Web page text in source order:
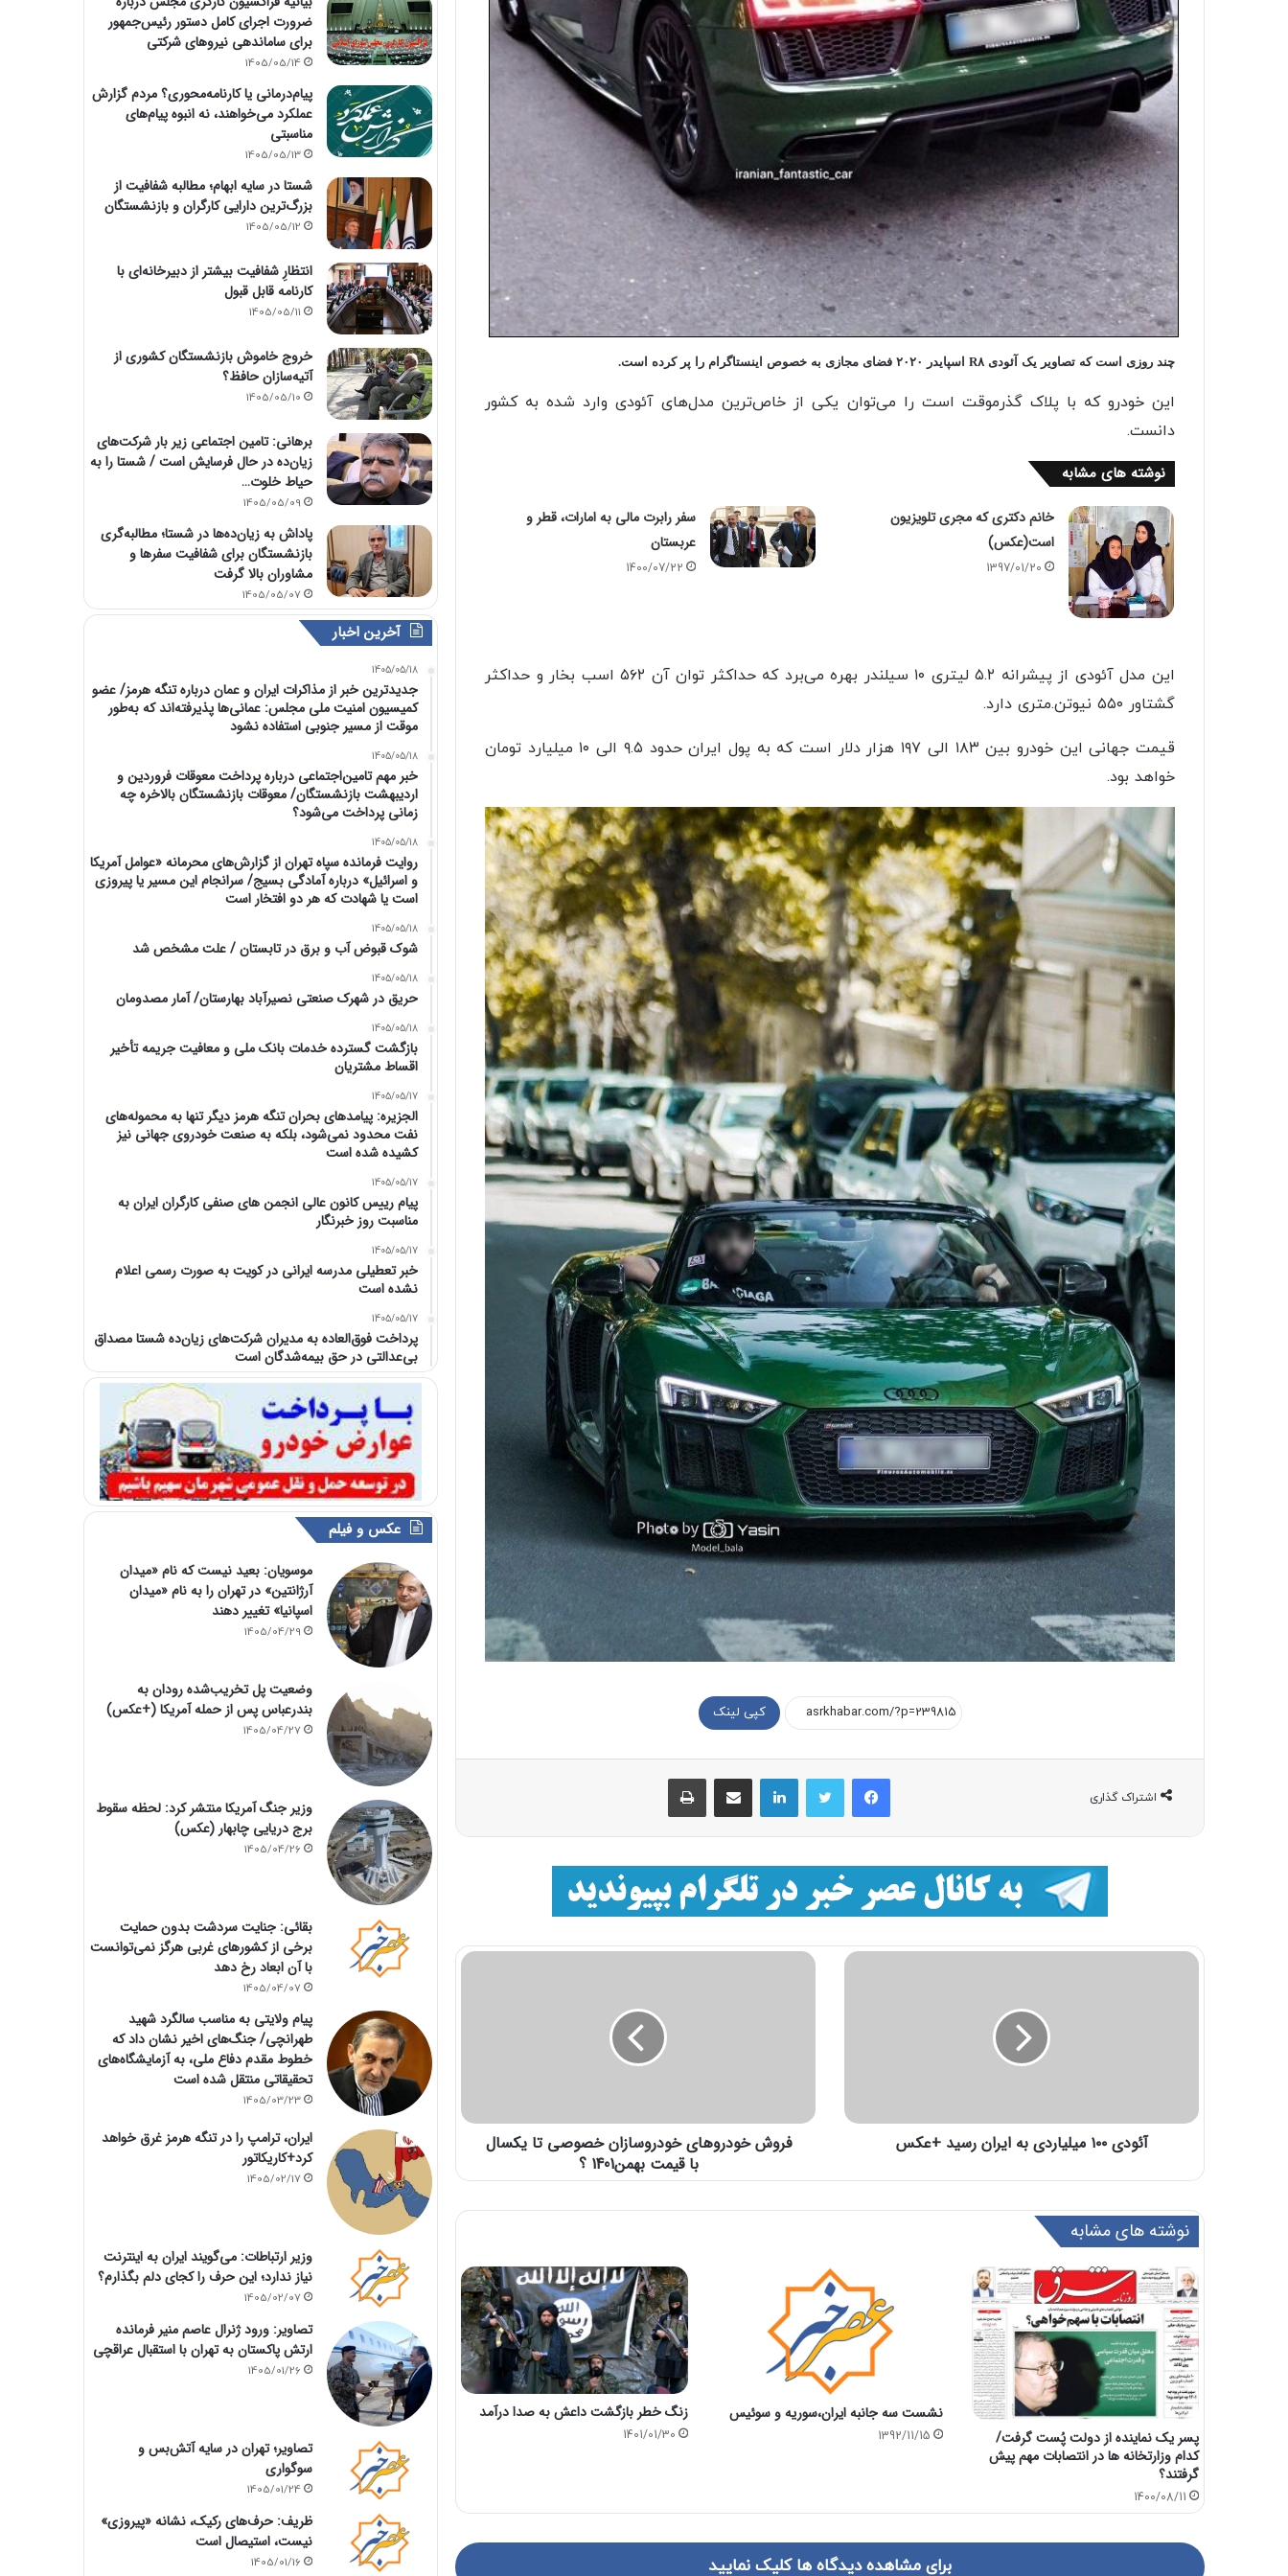
چند روزی است که تصاویر یک آئودی R۸ اسپایدر ۲۰۲۰ فضای مجازی به خصوص اینستاگرام را پر کرده است.
این خودرو که با پلاک گذرموقت است را می‌توان یکی از خاص‌ترین مدل‌های آئودی وارد شده به کشور
دانست.
نوشته های مشابه
خانم دکتری که مجری تلویزیون
است(عكس)
1397/01/20
سفر رابرت مالی به امارات، قطر و
عربستان
1400/07/22
این مدل آئودی از پیشرانه ۵.۲ لیتری ۱۰ سیلندر بهره می‌برد که حداکثر توان آن ۵۶۲ اسب بخار و حداکثر
گشتاور ۵۵۰ نیوتن.متری دارد.
قیمت جهانی این خودرو بین ۱۸۳ الی ۱۹۷ هزار دلار است که به پول ایران حدود ۹.۵ الی ۱۰ میلیارد تومان
خواهد بود.
کپی لینک
اشتراک گذاری
فیسبوک لینکداین
آئودی ۱۰۰ میلیاردی به ایران رسید +عکس
فروش خودروهای خودروسازان خصوصی تا یکسال
با قیمت بهمن1401 ؟
نوشته های مشابه
پسر یک نماینده از دولت پُست گرفت/
کدام وزارتخانه ها در انتصابات مهم پیش
گرفتند؟
1400/08/11
نشست سه جانبه ایران،سوریه و سوئیس
1392/11/15
زنگ خطر بازگشت داعش به صدا درآمد
1401/01/30
برای مشاهده دیدگاه ها کلیک نمایید
ضرورت اجرای کامل دستور رئیس‌جمهور
برای ساماندهی نیروهای شرکتی
1405/05/14
پیام‌درمانی یا کارنامه‌محوری؟ مردم گزارش
عملکرد می‌خواهند، نه انبوه پیام‌های
مناسبتی
1405/05/13
شستا در سایه ابهام؛ مطالبه شفافیت از
بزرگ‌ترین دارایی کارگران و بازنشستگان
1405/05/12
انتظارِ شفافیت بیشتر از دبیرخانه‌ای با
کارنامه قابل قبول
1405/05/11
خروج خاموش بازنشستگان کشوری از
آتیه‌سازان حافظ؟
1405/05/10
برهانی: تامین اجتماعی زیر بار شرکت‌های
زیان‌ده در حال فرسایش است / شستا را به
حیاط خلوت…
1405/05/09
پاداش به زیان‌ده‌ها در شستا؛ مطالبه‌گری
بازنشستگان برای شفافیت سفرها و
مشاوران بالا گرفت
1405/05/07
آخرین اخبار
1405/05/18
جدیدترین خبر از مذاکرات ایران و عمان درباره تنگه هرمز/ عضو
کمیسیون امنیت ملی مجلس: عمانی‌ها پذیرفته‌اند که به‌طور
موقت از مسیر جنوبی استفاده نشود
1405/05/18
خبر مهم تامین‌اجتماعی درباره پرداخت معوقات فروردین و
اردیبهشت بازنشستگان/ معوقات بازنشستگان بالاخره چه
زمانی پرداخت می‌شود؟
1405/05/18
روایت فرمانده سپاه تهران از گزارش‌های محرمانه «عوامل آمریکا
و اسرائیل» درباره آمادگی بسیج/ سرانجام این مسیر یا پیروزی
است یا شهادت که هر دو افتخار است
1405/05/18
شوک قبوض آب و برق در تابستان / علت مشخص شد
1405/05/18
حریق در شهرک صنعتی نصیرآباد بهارستان/ آمار مصدومان
1405/05/18
بازگشت گسترده خدمات بانک ملی و معافیت جریمه تأخیر
اقساط مشتریان
1405/05/17
الجزیره: پیامدهای بحران تنگه هرمز دیگر تنها به محموله‌های
نفت محدود نمی‌شود، بلکه به صنعت خودروی جهانی نیز
کشیده شده است
1405/05/17
پیام رییس کانون عالی انجمن های صنفی کارگران ایران به
مناسبت روز خبرنگار
1405/05/17
خبر تعطیلی مدرسه ایرانی در کویت به صورت رسمی اعلام
نشده است
1405/05/17
پرداخت فوق‌العاده به مدیران شرکت‌های زیان‌ده شستا مصداق
بی‌عدالتی در حق بیمه‌شدگان است
عکس و فیلم
موسویان: بعید نیست که نام «میدان
آرژانتین» در تهران را به نام «میدان
اسپانیا» تغییر دهند
1405/04/29
وضعیت پل تخریب‌شده رودان به
بندرعباس پس از حمله آمریکا (+عکس)
1405/04/27
وزیر جنگ آمریکا منتشر کرد: لحظه سقوط
برج دریایی چابهار (عکس)
1405/04/26
بقائی: جنایت سردشت بدون حمایت
برخی از کشورهای غربی هرگز نمی‌توانست
با آن ابعاد رخ دهد
1405/04/07
پیام ولایتی به مناسب سالگرد شهید
طهرانچی/ جنگ‌های اخیر نشان داد که
خطوط مقدم دفاع ملی، به آزمایشگاه‌های
تحقیقاتی منتقل شده است
1405/03/23
ایران، ترامپ را در تنگه هرمز غرق خواهد
کرد+کاریکاتور
1405/02/17
وزیر ارتباطات: می‌گویند ایران به اینترنت
نیاز ندارد؛ این حرف را کجای دلم بگذارم؟
1405/02/07
تصاویر: ورود ژنرال عاصم منیر فرمانده
ارتش پاکستان به تهران با استقبال عراقچی
1405/01/26
تصاویر؛ تهران در سایه آتش‌بس و
سوگواری
1405/01/24
ظریف: حرف‌های رکیک، نشانه «پیروزی»
نیست، استیصال است
1405/01/16